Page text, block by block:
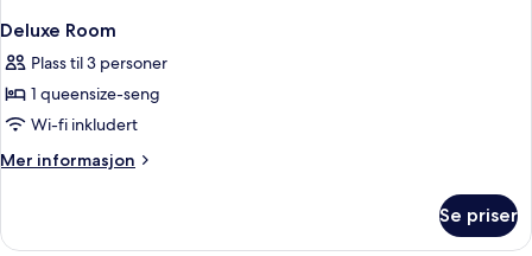
Deluxe Room
Plass til 3 personer
1 queensize-seng
Wi-fi inkludert
Mer informasjon
Mer
Room
Se priser